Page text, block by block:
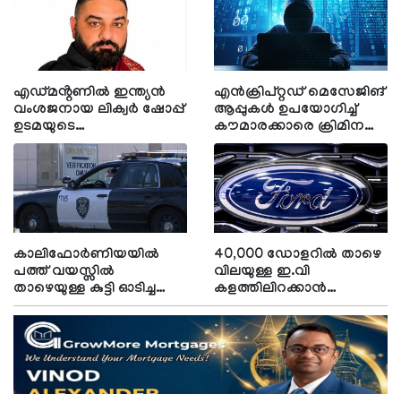
എഡ്മൻ്റണിൽ ഇന്ത്യൻ
വംശജനായ ലിക്വർ ഷോപ്പ്
ഉടമയുടെ
കൊലപാതകത്തിൽ 22-
കാരനെ അറസ്റ്റ് ചെയ്ത്
പൊലീസ്
എൻക്രിപ്റ്റഡ് മെസേജിങ്
ആപ്പുകൾ ഉപയോഗിച്ച്
കൗമാരക്കാരെ ക്രിമിനൽ
പ്രവർത്തനങ്ങൾക്കായി
റിക്രൂട്ട് ചെയ്യുന്ന സംഘങ്ങൾ
പോലീസിന്
തലവേദനയാകുന്നു
കാലിഫോർണിയയിൽ
പത്ത് വയസ്സിൽ
താഴെയുള്ള കുട്ടി ഓടിച്ച
കാറിടിച്ച് സ്ത്രീക്ക് ഗുരുതര
പരിക്ക്
40,000 ഡോളറിൽ താഴെ
വിലയുള്ള ഇ.വി
കളത്തിലിറക്കാൻ
ഫോർഡ്; ചൈനീസ്
വെല്ലുവിളിയെ
പ്രതിരോധിക്കാൻ പുതിയ
തന്ത്രം